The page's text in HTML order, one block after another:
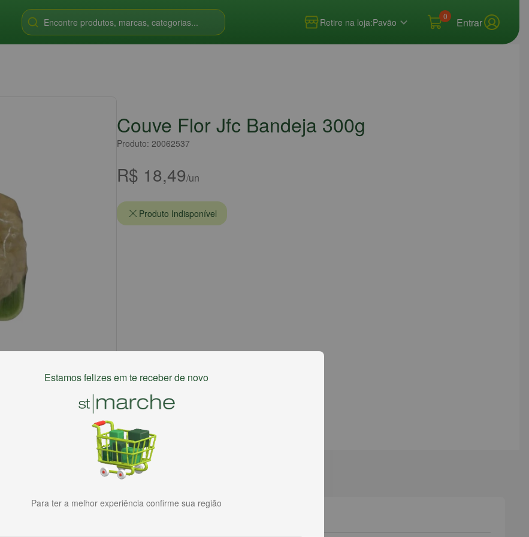
Encontre produtos, marcas, categorias... Retire na loja:Pavão
0 Entrar
Couve Flor Jfc Bandeja 300g
Produto: 20062537
R$ 18,49/un
Produto Indisponível
Estamos felizes em te receber de novo
Para ter a melhor experiência confirme sua região